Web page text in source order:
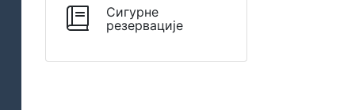
Сигурне
резервације